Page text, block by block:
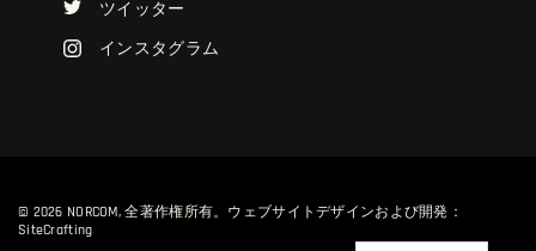
ツイッター
インスタグラム
© 2026 NORCOM, 全著作権所有。 ウェブサイトデザインおよび開発：
SiteCrafting